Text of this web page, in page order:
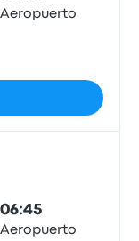
Aeropuerto
06:45
Aeropuerto